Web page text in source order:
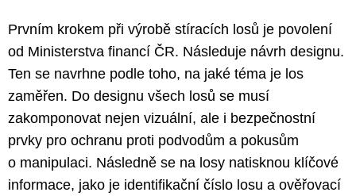
Prvním krokem při výrobě stíracích losů je povolení
od Ministerstva financí ČR. Následuje návrh designu.
Ten se navrhne podle toho, na jaké téma je los
zaměřen. Do designu všech losů se musí
zakomponovat nejen vizuální, ale i bezpečnostní
prvky pro ochranu proti podvodům a pokusům
o manipulaci. Následně se na losy natisknou klíčové
informace, jako je identifikační číslo losu a ověřovací